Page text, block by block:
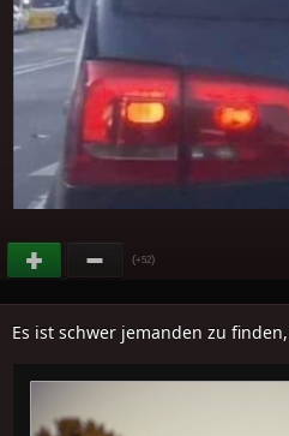
(+52)
Es ist schwer jemanden zu